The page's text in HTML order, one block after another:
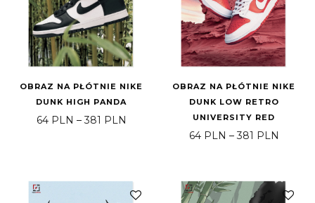
OBRAZ NA PŁÓTNIE NIKE
DUNK HIGH PANDA
64 PLN – 381 PLN Price range: 64 PLN through 381 PLN
OBRAZ NA PŁÓTNIE NIKE
DUNK LOW RETRO
UNIVERSITY RED
64 PLN – 381 PLN